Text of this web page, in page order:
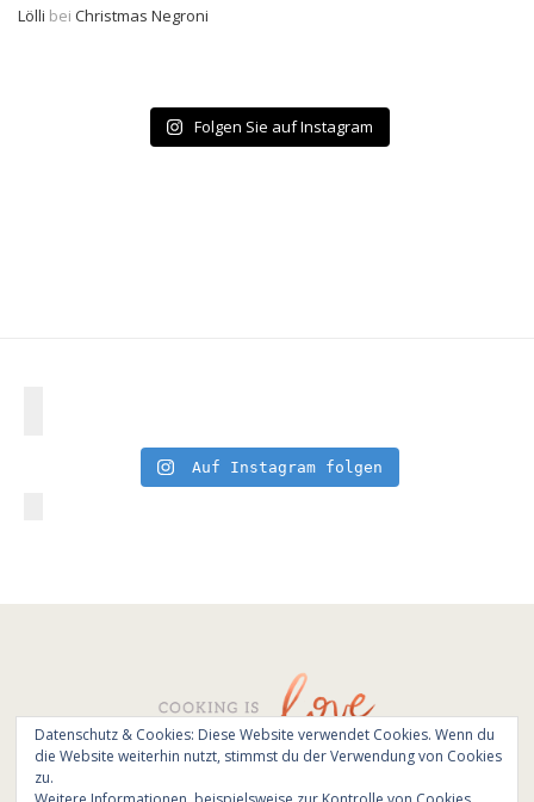
Lölli bei Christmas Negroni
Folgen Sie auf Instagram
Auf Instagram folgen
© All Rights Reserved - Cooking is love 2017.
Datenschutz & Cookies: Diese Website verwendet Cookies. Wenn du
die Website weiterhin nutzt, stimmst du der Verwendung von Cookies
zu.